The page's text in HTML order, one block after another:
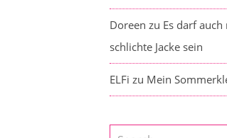
Doreen zu Es darf
schlichte Jacke sein
ELFi zu Mein